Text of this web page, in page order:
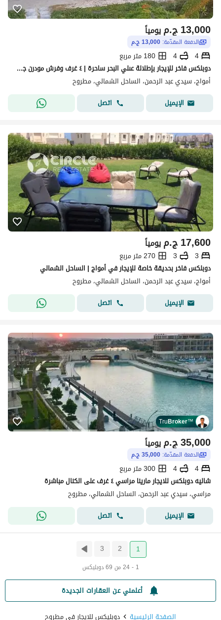
ج.م13,000 يومياً
الدفعة المقدّمة: 13,000 ج.م
4
4
180 متر مربع
دوبلكس فاخر للإيجار بإطلالة عىلي البحر ساحرة | ٤ غرف وفرش مودرن جديد
أمواج، سيدي عبد الرحمن، الساحل الشمالي، مطروح
الإيميل
اتصل
ج.م17,600 يومياً
3
3
270 متر مربع
دوبلكس فاخر بحديقة خاصة للإيجار في أمواج | الساحل الشمالي
أمواج، سيدي عبد الرحمن، الساحل الشمالي، مطروح
الإيميل
اتصل
TruBroker™
ج.م35,000 يومياً
الدفعة المقدّمة: 35,000 ج.م
4
4
300 متر مربع
شاليه دوبلكس للايجار مارينا مراسي ٤ غرف على الكنال مباشرة
مراسي، سيدي عبد الرحمن، الساحل الشمالي، مطروح
الإيميل
اتصل
1
2
3
1 - 24 من 69 دوبليكس
أعلمني عن العقارات الجديدة
الصفحة الرئيسية
دوبليكس للايجار في مطروح